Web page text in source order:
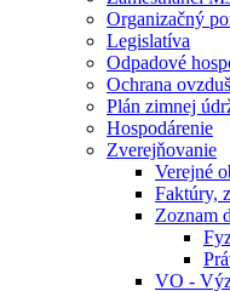
Organizačný
Legislatíva
Odpadové
Ochrana
Plán zimnej
Hospodárenie
Zverejňovanie
Verejné
Faktúry,
Zoznam
VO -